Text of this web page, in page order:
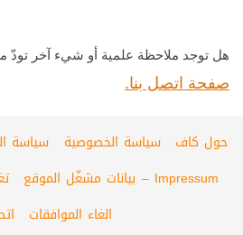
هل توجد ملاحظة علمية أو شيء آخر تودّ
صفحة اتصل بنا.
حول كاف سياسة الخصوصية سياسة
Impressum – بيانات مشغّل الموقع
الغاء الموافقات